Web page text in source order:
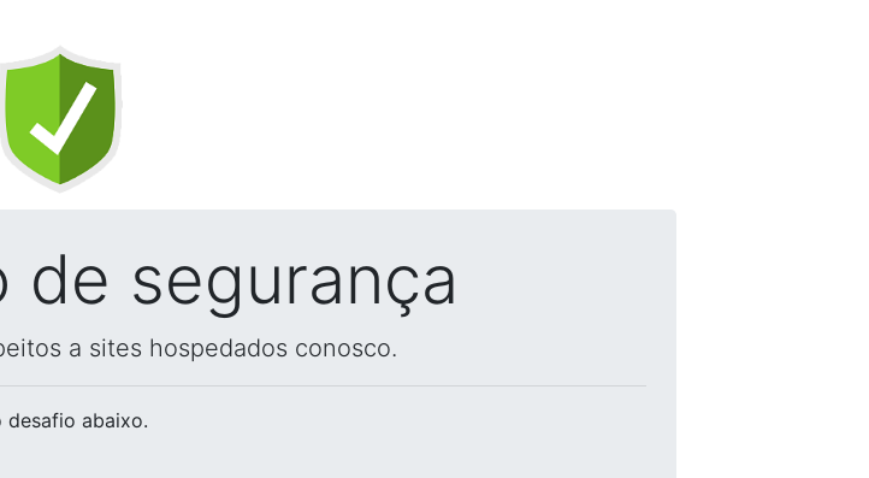
de segurança
a sites hospedados conosco.
desafio abaixo.